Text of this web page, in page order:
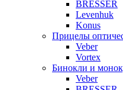
BRESSER
Levenhuk
Konus
Прицелы
Veber
Vortex
Бинокли и
Veber